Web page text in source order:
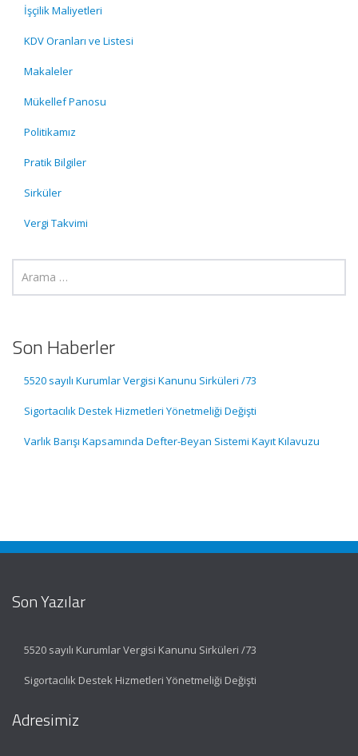
İşçilik Maliyetleri
KDV Oranları ve Listesi
Makaleler
Mükellef Panosu
Politikamız
Pratik Bilgiler
Sirküler
Vergi Takvimi
Son Haberler
5520 sayılı Kurumlar Vergisi Kanunu Sirküleri /73
Sigortacılık Destek Hizmetleri Yönetmeliği Değişti
Varlık Barışı Kapsamında Defter-Beyan Sistemi Kayıt Kılavuzu
Son Yazılar
5520 sayılı Kurumlar Vergisi Kanunu Sirküleri /73
Sigortacılık Destek Hizmetleri Yönetmeliği Değişti
Adresimiz